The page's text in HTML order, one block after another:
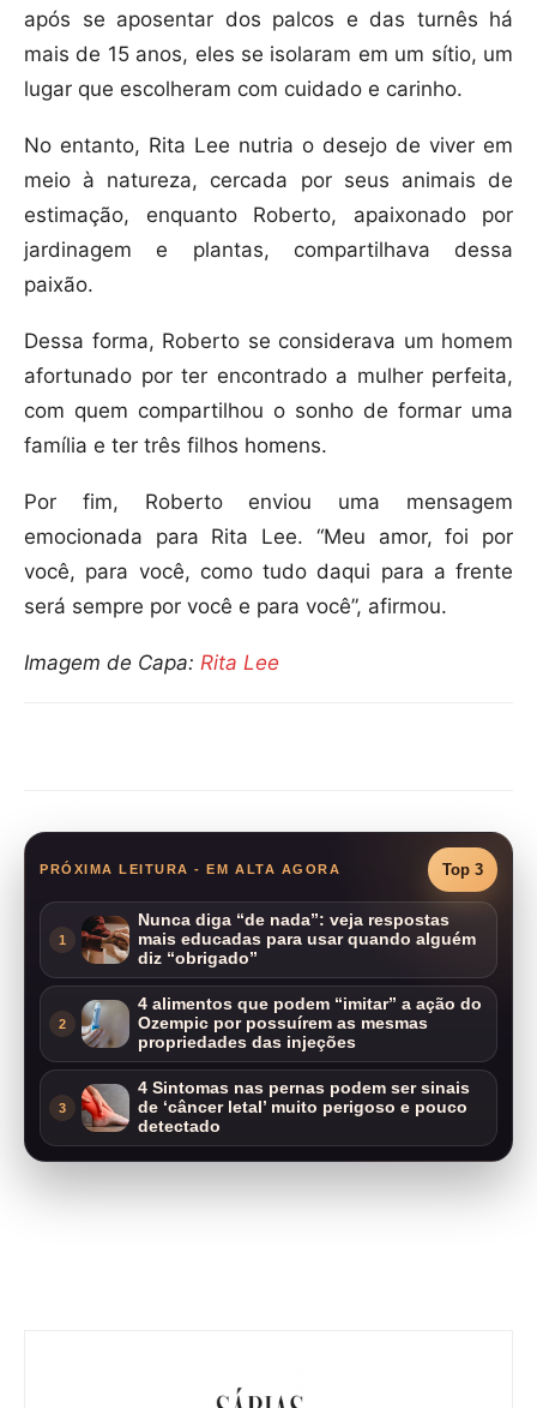
após se aposentar dos palcos e das turnês há
mais de 15 anos, eles se isolaram em um sítio, um
lugar que escolheram com cuidado e carinho.
No entanto, Rita Lee nutria o desejo de viver em
meio à natureza, cercada por seus animais de
estimação, enquanto Roberto, apaixonado por
jardinagem e plantas, compartilhava dessa
paixão.
Dessa forma, Roberto se considerava um homem
afortunado por ter encontrado a mulher perfeita,
com quem compartilhou o sonho de formar uma
família e ter três filhos homens.
Por fim, Roberto enviou uma mensagem
emocionada para Rita Lee. “Meu amor, foi por
você, para você, como tudo daqui para a frente
será sempre por você e para você”, afirmou.
Imagem de Capa: Rita Lee
PRÓXIMA LEITURA - EM ALTA AGORA Top 3
1
Nunca diga “de nada”: veja respostas
mais educadas para usar quando alguém
diz “obrigado”
2
4 alimentos que podem “imitar” a ação do
Ozempic por possuírem as mesmas
propriedades das injeções
3
4 Sintomas nas pernas podem ser sinais
de ‘câncer letal’ muito perigoso e pouco
detectado